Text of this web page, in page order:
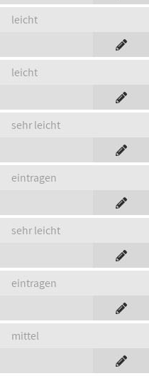
leicht
leicht
sehr leicht
eintragen
sehr leicht
eintragen
mittel